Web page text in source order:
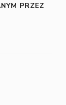
PRZEZ